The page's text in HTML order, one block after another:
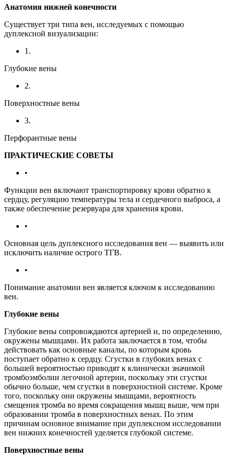
Анатомия нижней конечности
Существует три типа вен, исследуемых с помощью
дуплексной визуализации:
1.
Глубокие вены
2.
Поверхностные вены
3.
Перфорантные вены
ПРАКТИЧЕСКИЕ СОВЕТЫ
•
Функции вен включают транспортировку крови обратно к
сердцу, регуляцию температуры тела и сердечного выброса, а
также обеспечение резервуара для хранения крови.
•
Основная цель дуплексного исследования вен — выявить или
исключить наличие острого ТГВ.
•
Понимание анатомии вен является ключом к исследованию
вен.
Глубокие вены
Глубокие вены сопровождаются артерией и, по определению,
окружены мышцами. Их работа заключается в том, чтобы
действовать как основные каналы, по которым кровь
поступает обратно к сердцу. Сгустки в глубоких венах с
большей вероятностью приводят к клинически значимой
тромбоэмболии легочной артерии, поскольку эти сгустки
обычно больше, чем сгустки в поверхностной системе. Кроме
того, поскольку они окружены мышцами, вероятность
смещения тромба во время сокращения мышц выше, чем при
образовании тромба в поверхностных венах. По этим
причинам основное внимание при дуплексном исследовании
вен нижних конечностей уделяется глубокой системе.
Поверхностные вены